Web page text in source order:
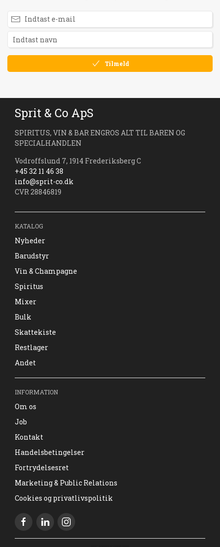
Tilmeld
Sprit & Co ApS
SPIRITUS, VIN & BAR ENGROS ALT TIL BAREN OG
SPECIALHANDLEN
Vodroffslund 7, 1914 Frederiksberg C
+45 32 11 46 38
info@sprit-co.dk
CVR 28846819
KATALOG
Nyheder
Barudstyr
Vin & Champagne
Spiritus
Mixer
Bulk
Skattekiste
Restlager
Andet
INFORMATION
Om os
Job
Kontakt
Handelsbetingelser
Fortrydelsesret
Marketing & Public Relations
Cookies og privatlivspolitik